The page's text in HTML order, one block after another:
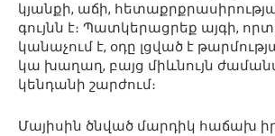
կյանքի, աճի,
գույնն է։ Պատկերացրեք այգի,
կանաչում է, օդը լցված է
կա խաղաղ, բայց միևնույն
կենդանի շարժում։
Մայիսին ծնված մարդիկ հաճախ